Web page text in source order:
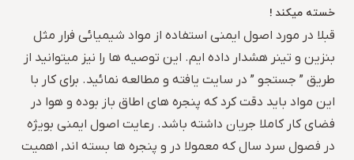
خسته میکند !
قبلا در مورد اصول ایمنی استفاده از مواد شیمیائی فرار مثل
بنزین و تینر هشدار داده ایم. این توصیه ها را نیز میتوانید از
طریق ” جستجو ” در سایت یافته و مطالعه نمائید. برای کار با
این مواد باید دقت کرد که پنجره های اطاق باز بوده و هوا در
فضای کار کاملا جریان داشته باشد. رعایت اصول ایمنی بویژه
در فصول سرد سال که معمولا در و پنجره ها بسته اند, اهمیت